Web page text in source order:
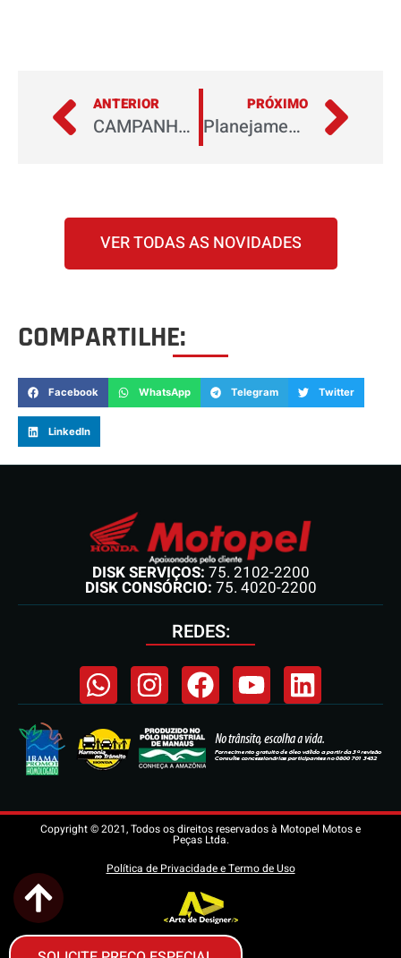
ANTERIOR
CAMPANHA – Gasolina tá cara, né? A Motopel Facilita Sua Vida
PRÓXIMO
Planejamento – o segredo de uma viagem de sucesso
VER TODAS AS NOVIDADES
COMPARTILHE:
Facebook WhatsApp Telegram Twitter
LinkedIn
DISK SERVIÇOS: 75. 2102-2200
DISK CONSÓRCIO: 75. 4020-2200
REDES:
Copyright © 2021, Todos os direitos reservados à Motopel Motos e
Peças Ltda.
Política de Privacidade e Termo de Uso